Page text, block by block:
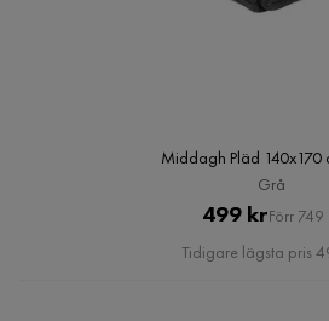
Middagh Pläd 140x170
Grå
Pris
499 kr
Pris
Förr 749
Tidigare lägsta pris